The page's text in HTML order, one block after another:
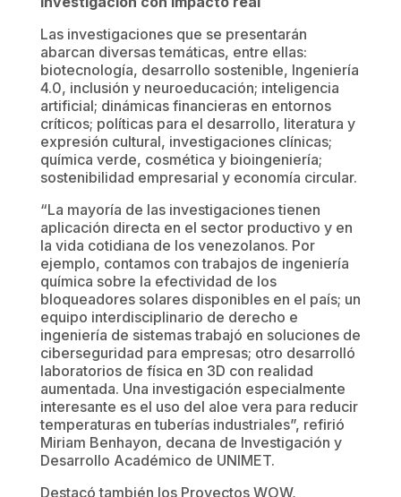
Las investigaciones que se presentarán
abarcan diversas temáticas, entre ellas:
biotecnología, desarrollo sostenible, Ingeniería
4.0, inclusión y neuroeducación; inteligencia
artificial; dinámicas financieras en entornos
críticos; políticas para el desarrollo, literatura y
expresión cultural, investigaciones clínicas;
química verde, cosmética y bioingeniería;
sostenibilidad empresarial y economía circular.
“La mayoría de las investigaciones tienen
aplicación directa en el sector productivo y en
la vida cotidiana de los venezolanos. Por
ejemplo, contamos con trabajos de ingeniería
química sobre la efectividad de los
bloqueadores solares disponibles en el país; un
equipo interdisciplinario de derecho e
ingeniería de sistemas trabajó en soluciones de
ciberseguridad para empresas; otro desarrolló
laboratorios de física en 3D con realidad
aumentada. Una investigación especialmente
interesante es el uso del aloe vera para reducir
temperaturas en tuberías industriales”, refirió
Miriam Benhayon, decana de Investigación y
Desarrollo Académico de UNIMET.
Destacó también los Proyectos WOW,